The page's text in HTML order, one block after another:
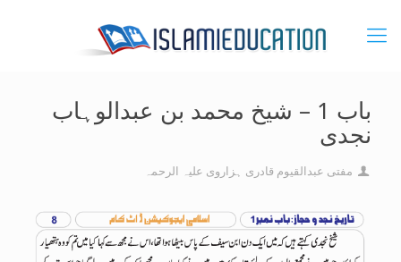
باب 1 – شیخ محمد بن عبدالوہاب
نجدی
مفتی عبدالقیوم قادری ہزاروی علیہ الرحمہ